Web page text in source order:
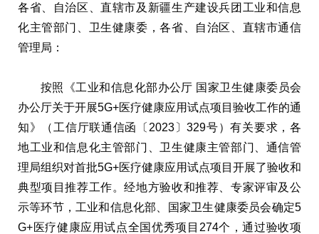
各省、自治区、直辖市及新疆生产建设兵团工业和信息
化主管部门、卫生健康委，各省、自治区、直辖市通信
管理局：
按照《工业和信息化部办公厅 国家卫生健康委员会
办公厅关于开展5G+医疗健康应用试点项目验收工作的通
知》（工信厅联通信函〔2023〕329号）有关要求，各
地工业和信息化主管部门、卫生健康主管部门、通信管
理局组织对首批5G+医疗健康应用试点项目开展了验收和
典型项目推荐工作。经地方验收和推荐、专家评审及公
示等环节，工业和信息化部、国家卫生健康委员会确定5
G+医疗健康应用试点全国优秀项目274个，通过验收项